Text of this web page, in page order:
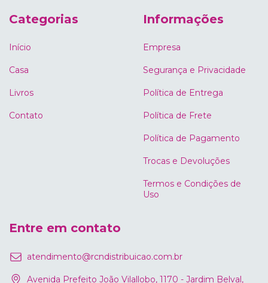
Categorias
Início
Casa
Livros
Contato
Informações
Empresa
Segurança e Privacidade
Política de Entrega
Política de Frete
Política de Pagamento
Trocas e Devoluções
Termos e Condições de
Uso
Entre em contato
atendimento@rcndistribuicao.com.br
Avenida Prefeito João Vilallobo, 1170 - Jardim Belval,